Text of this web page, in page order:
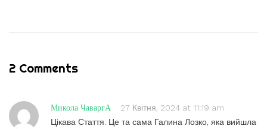
2 Comments
Микола ЧаваргА
27 Квітня, 2024 at 11:19 am
Цікава Стаття. Це та сама Галина Лозко, яка вийшла